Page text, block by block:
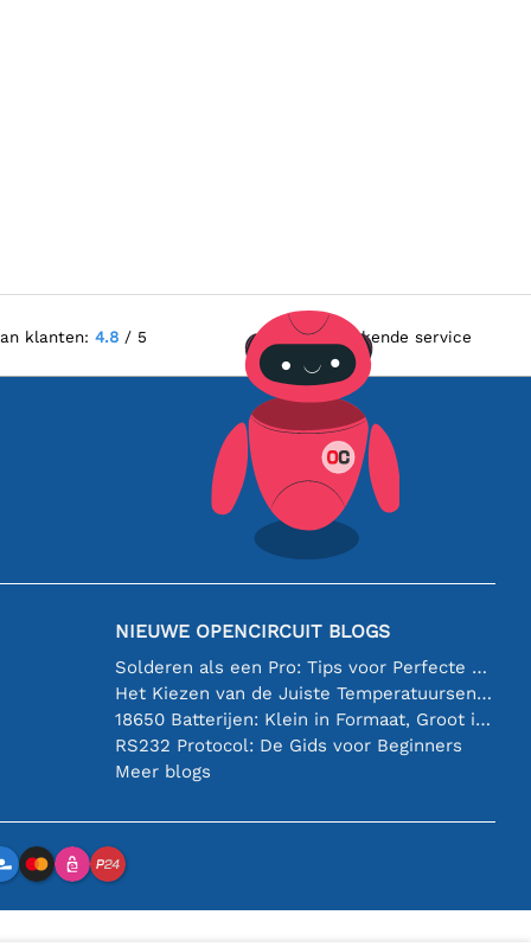
klanten: 4.8/ 5 Uitstekende service
NIEUWE OPENCIRCUIT BLOGS
Solderen als een Pro: Tips voor Perfecte Elektronische Verbindingen
Het Kiezen van de Juiste Temperatuursensor [youtube]
18650 Batterijen: Klein in Formaat, Groot in Prestatie
RS232 Protocol: De Gids voor Beginners
Meer blogs